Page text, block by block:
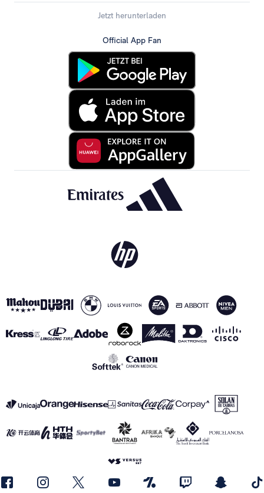
Jetzt herunterladen
Official App Fan